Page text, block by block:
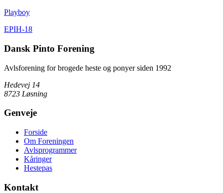
Playboy
EPIH-18
Dansk Pinto Forening
Avlsforening for brogede heste og ponyer siden 1992
Hedevej 14
8723 Løsning
Genveje
Forside
Om Foreningen
Avlsprogrammer
Kåringer
Hestepas
Kontakt